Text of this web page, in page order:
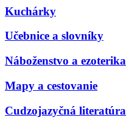
Kuchárky
Učebnice a slovníky
Náboženstvo a ezoterika
Mapy a cestovanie
Cudzojazyčná literatúra